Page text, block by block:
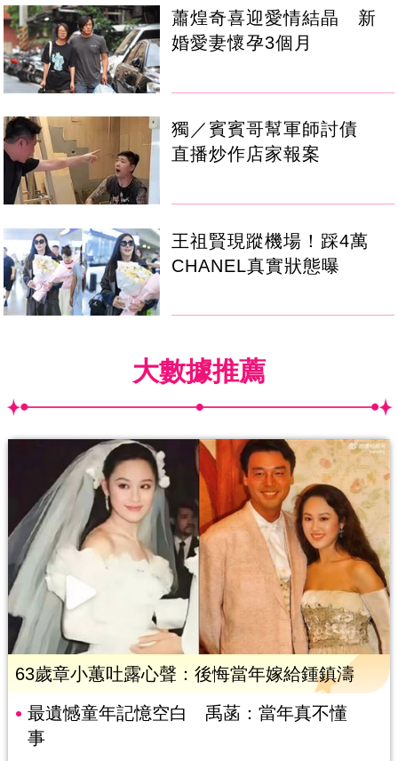
蕭煌奇喜迎愛情結晶 新
婚愛妻懷孕3個月
獨／賓賓哥幫軍師討債
直播炒作店家報案
王祖賢現蹤機場！踩4萬
CHANEL真實狀態曝
大數據推薦
63歲章小蕙吐露心聲：後悔當年嫁給鍾鎮濤
最遺憾童年記憶空白 禹菡：當年真不懂
事